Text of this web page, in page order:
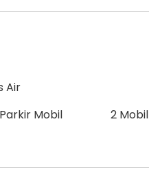
Air
Mobil
2 Mobil